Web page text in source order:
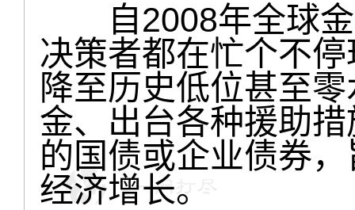
自2008年全球金
决策者都在忙个不
降至历史低位甚至
金、出台各种援助
的国债或企业债券
经济增长。